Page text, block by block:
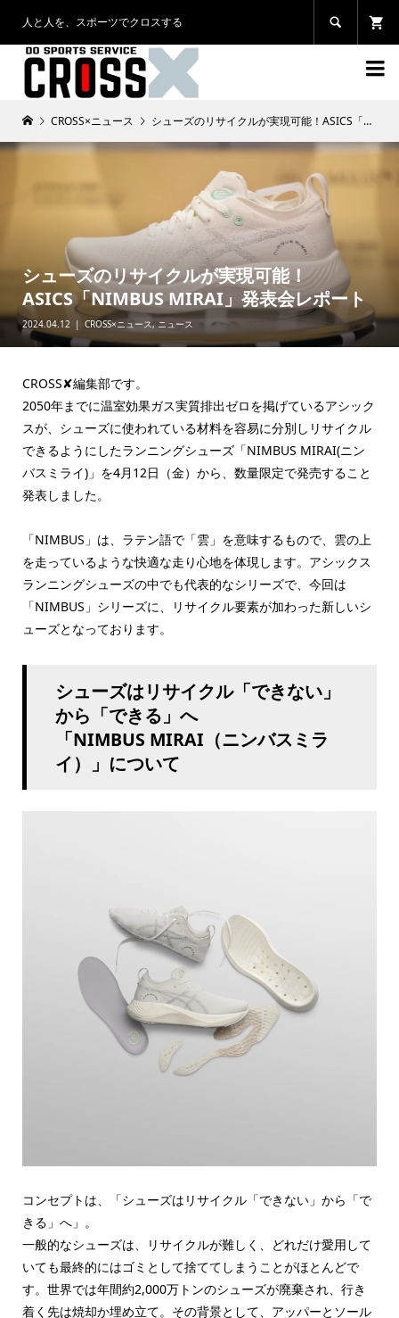
人と人を、スポーツでクロスする 

CROSS×ニュース シューズのリサイクルが実現可能！ASICS「NIMBUS MIRAI」発表会レポート
シューズのリサイクルが実現可能！
ASICS「NIMBUS MIRAI」発表会レポート
2024.04.12 CROSS×ニュース, ニュース
CROSS✘編集部です。
2050年までに温室効果ガス実質排出ゼロを掲げているアシック
スが、シューズに使われている材料を容易に分別しリサイクル
できるようにしたランニングシューズ「NIMBUS MIRAI(ニン
バスミライ)」を4月12日（金）から、数量限定で発売すること
発表しました。
「NIMBUS」は、ラテン語で「雲」を意味するもので、雲の上
を走っているような快適な走り心地を体現します。アシックス
ランニングシューズの中でも代表的なシリーズで、今回は
「NIMBUS」シリーズに、リサイクル要素が加わった新しいシ
ューズとなっております。
シューズはリサイクル「できない」
から「できる」へ
「NIMBUS MIRAI（ニンバスミラ
イ）」について
コンセプトは、「シューズはリサイクル「できない」から「で
きる」へ」。
一般的なシューズは、リサイクルが難しく、どれだけ愛用して
いても最終的にはゴミとして捨ててしまうことがほとんどで
す。世界では年間約2,000万トンのシューズが廃棄され、行き
着く先は焼却か埋め立て。その背景として、アッパーとソール